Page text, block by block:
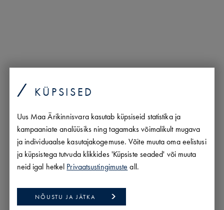
KÜPSISED
Uus Maa Ärikinnisvara kasutab küpsiseid statistika ja
kampaaniate analüüsiks ning tagamaks võimalikult mugava
ja individuaalse kasutajakogemuse. Võite muuta oma eelistusi
ja küpsistega tutvuda klikkides 'Küpsiste seaded' või muuta
neid igal hetkel Privaatsustingimuste all.
NÕUSTU JA JÄTKA
01.07.2026
Hindamisakt = tehinguhind: laoturu suurim eksiarvamus
LOE LÄHEMALT